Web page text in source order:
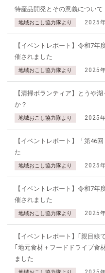
特産品開発とその意義について
地域おこし協力隊より 2025
【イベントレポート】令和7年
催されました
地域おこし協力隊より 2025
【清掃ボランティア】とうや
か？
地域おこし協力隊より 2025
【イベントレポート】「第46
た
地域おこし協力隊より 2025
【イベントレポート】令和7年
催されました
地域おこし協力隊より 2025
【イベントレポート】｢親目線
｢地元食材＋フードドライブ食
ました